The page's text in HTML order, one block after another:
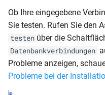
Ob Ihre eingegebene
Sie testen. Rufen Sie den
testen über die
Datenbankverbindungen
Probleme anzeigen,
Probleme bei der